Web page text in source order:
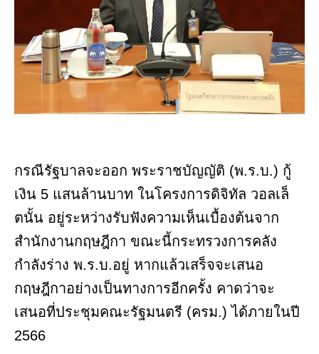
กรณีรัฐบาลจะออก พระราชบัญญัติ (พ.ร.บ.) กู้
เงิน 5 แสนล้านบาท ในโครงการดิจิทัล วอลเล็
ตนั้น อยู่ระหว่างรับฟังความเห็นเบื้องต้นจาก
สำนักงานกฤษฎีกา ขณะนี้กระทรวงการคลัง
กำลังร่าง พ.ร.บ.อยู่ หากแล้วเสร็จจะเสนอ
กฤษฎีกาอย่างเป็นทางการอีกครั้ง คาดว่าจะ
เสนอที่ประชุมคณะรัฐมนตรี (ครม.) ได้ภายในปี
2566